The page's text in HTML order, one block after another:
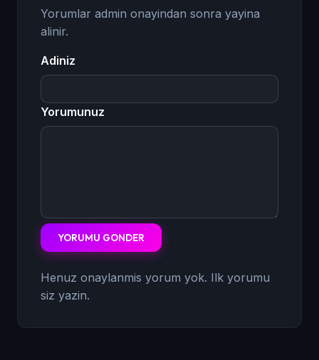
Yorumlar admin onayindan sonra yayina
alinir.
Adiniz
Yorumunuz
YORUMU GONDER
Henuz onaylanmis yorum yok. Ilk yorumu
siz yazin.